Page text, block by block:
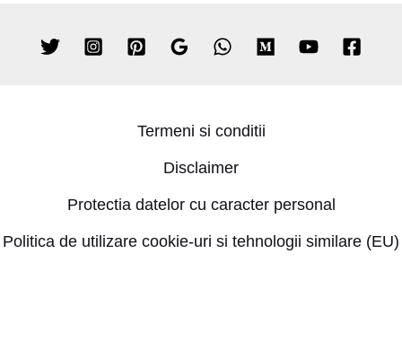
Termeni si conditii
Disclaimer
Protectia datelor cu caracter personal
Politica de utilizare cookie-uri si tehnologii similare (EU)